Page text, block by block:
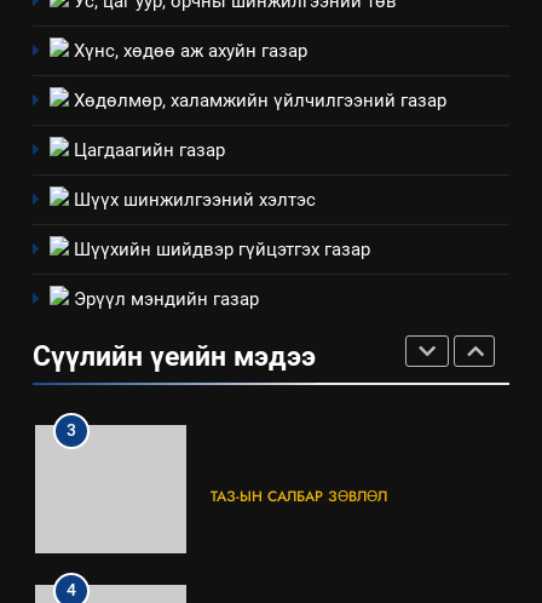
Хүнс, хөдөө аж ахуйн газар
Хөдөлмөр, халамжийн үйлчилгээний газар
Цагдаагийн газар
Шүүх шинжилгээний хэлтэс
Шүүхийн шийдвэр гүйцэтгэх газар
Эрүүл мэндийн газар
Сүүлийн үеийн мэдээ
явуулж байгаа үйл ажиллагаа,
үйлдвэрлэл, үйлчилгээ,
технологийн хүн, мал, амьтны
үзүүлэх буюу үзүүлж байгаа
ИЛ ТОД БАЙДАЛ
1
Нээлттэй засгийн түншлэл
НЭЭЛТТЭЙ ЗАСГИЙН ТҮНШЛЭЛ
“БИД ИРГЭДЭЭ СОНСОЖ,
ШИЙДНЭ” ӨДРИЙГ ЗОХИОН
БАЙГУУЛНА
ЗАР ТАЗ-ЫН САЛБАР ЗӨВЛӨЛ
3
ТАЗ-ЫН САЛБАР ЗӨВЛӨЛ
4